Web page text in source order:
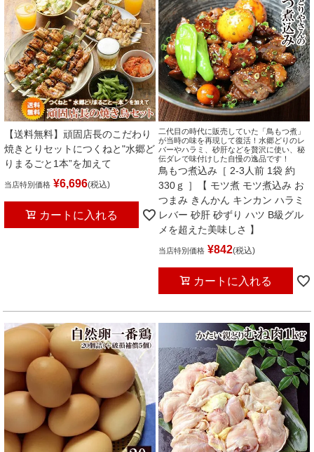
【送料無料】頑固店長のこだわり
焼きとりセットにつくねと"水郷ど
りまるごと1本”を加えて
当店特別価格 ¥6,696 税込
カートに入れる
二代目の時代に販売していた「鳥もつ煮」
が当時の味を再現して復活！水郷どりのレ
バーやハラミ、砂肝などを贅沢に使い、秘
伝ダレで味付けした自慢の逸品です！
鳥もつ煮込み［ 2-3人前 1袋 約
330ｇ ］【 モツ煮 モツ煮込み お
つまみ きんかん キンカン ハラミ
レバー 砂肝 砂ずり ハツ B級グル
メを超えた美味しさ 】
当店特別価格 ¥842 税込
カートに入れる